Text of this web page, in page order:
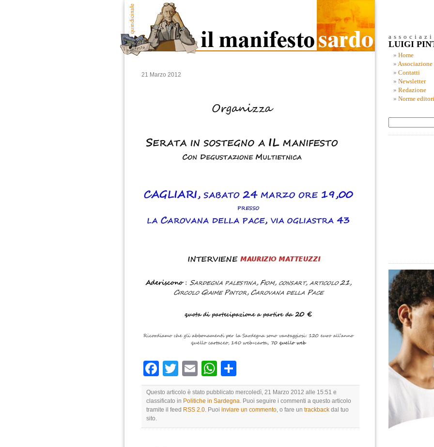
21 Marzo 2012
Facebook
TwitterEmailWhatsApp
Questo articolo è stato pubblicato mercoledì, 21 Marzo 2012 alle 15:51 e
classificato in Politiche in Sardegna. Puoi seguire i commenti a questo articolo
tramite il feed RSS 2.0. Puoi inviare un commento, o fare un trackback dal tuo
sito.
LUIGI
Home
Associazione
Contatti
Newsletter
Redazione
Norme